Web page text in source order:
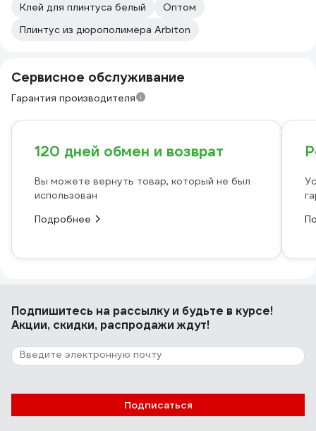
Клей для плинтуса белый
Оптом
Плинтус из дюрополимера Arbiton
Сервисное обслуживание
Гарантия производителя
120 дней обмен и возврат
Вы можете вернуть товар, который не был
использован
Подробнее
Подпишитесь на рассылкуи будьте в курсе!
Акции, скидки, распродажи ждут!
Подписаться